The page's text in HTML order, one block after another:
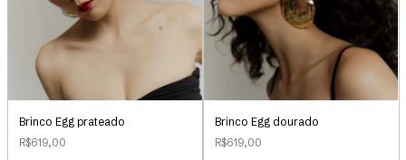
Brinco Egg prateado
R$619,00
Brinco Egg dourado
R$619,00